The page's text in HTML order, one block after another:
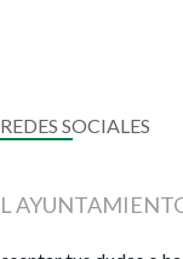
REDES SOCIALES